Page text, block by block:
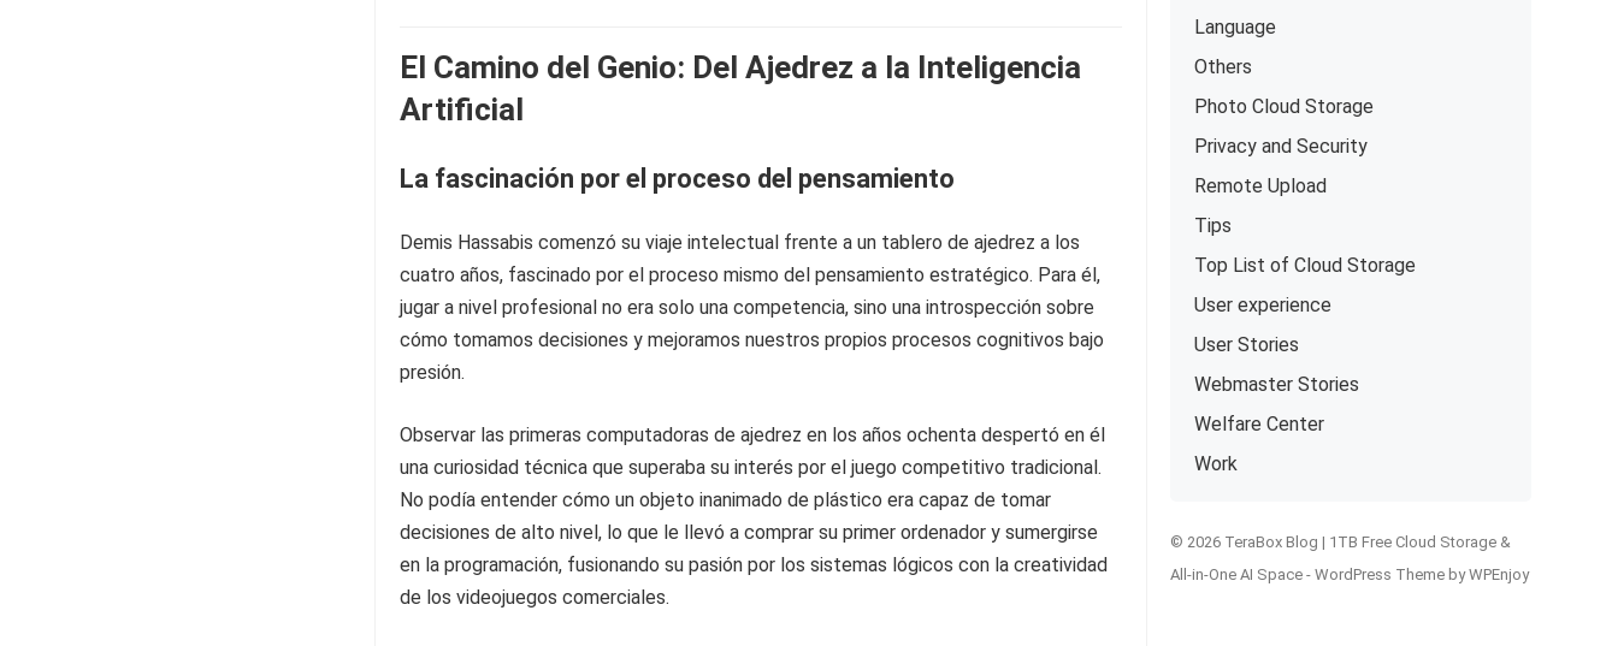
El Camino del Genio: Del Ajedrez a la Inteligencia
Artificial
La fascinación por el proceso del pensamiento
Demis Hassabis comenzó su viaje intelectual frente a un tablero de ajedrez a los
cuatro años, fascinado por el proceso mismo del pensamiento estratégico. Para él,
jugar a nivel profesional no era solo una competencia, sino una introspección sobre
cómo tomamos decisiones y mejoramos nuestros propios procesos cognitivos bajo
presión.
Observar las primeras computadoras de ajedrez en los años ochenta despertó en él
una curiosidad técnica que superaba su interés por el juego competitivo tradicional.
No podía entender cómo un objeto inanimado de plástico era capaz de tomar
decisiones de alto nivel, lo que le llevó a comprar su primer ordenador y sumergirse
en la programación, fusionando su pasión por los sistemas lógicos con la creatividad
de los videojuegos comerciales.
Language
Others
Photo Cloud Storage
Privacy and Security
Remote Upload
Tips
Top List of Cloud Storage
User experience
User Stories
Webmaster Stories
Welfare Center
Work
© 2026 TeraBox Blog | 1TB Free Cloud Storage &
All-in-One AI Space - WordPress Theme byWPEnjoy